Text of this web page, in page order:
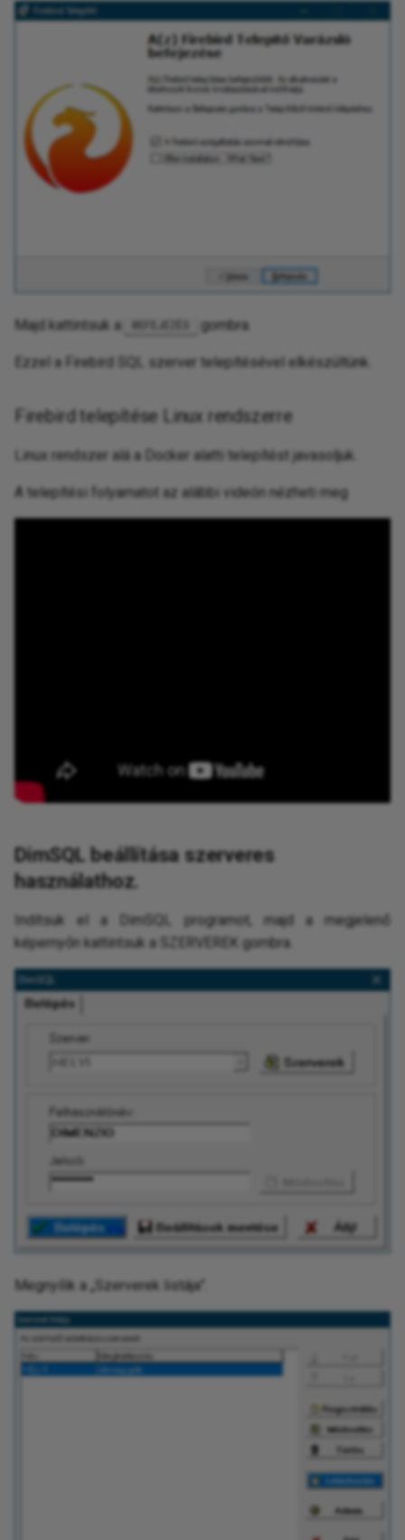
Majd kattintsuk a BEFEJEZÉS gombra.
Ezzel a Firebird SQL szerver telepítésével elkészültünk.
Firebird telepítése Linux rendszerre
Linux rendszer alá a Docker alatti telepítést javasoljuk.
A telepítési folyamatot az alábbi videón nézheti meg
DimSQL beállítása szerveres
használathoz.
Indítsuk el a DimSQL programot, majd a megjelenő
képernyőn kattintsuk a SZERVEREK gombra.
Megnyílik a „Szerverek listája”.